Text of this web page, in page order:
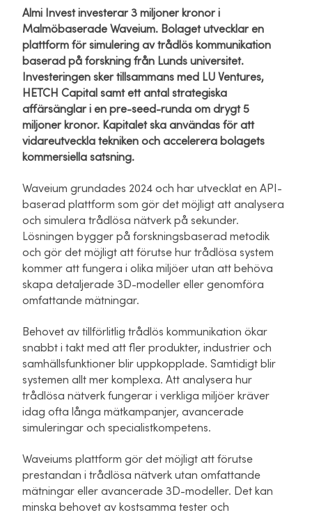
Almi Invest investerar 3 miljoner kronor i
Malmöbaserade Waveium. Bolaget utvecklar en
plattform för simulering av trådlös kommunikation
baserad på forskning från Lunds universitet.
Investeringen sker tillsammans med LU Ventures,
HETCH Capital samt ett antal strategiska
affärsänglar i en pre-seed-runda om drygt 5
miljoner kronor. Kapitalet ska användas för att
vidareutveckla tekniken och accelerera bolagets
kommersiella satsning.
Waveium grundades 2024 och har utvecklat en API-
baserad plattform som gör det möjligt att analysera
och simulera trådlösa nätverk på sekunder.
Lösningen bygger på forskningsbaserad metodik
och gör det möjligt att förutse hur trådlösa system
kommer att fungera i olika miljöer utan att behöva
skapa detaljerade 3D-modeller eller genomföra
omfattande mätningar.
Behovet av tillförlitlig trådlös kommunikation ökar
snabbt i takt med att fler produkter, industrier och
samhällsfunktioner blir uppkopplade. Samtidigt blir
systemen allt mer komplexa. Att analysera hur
trådlösa nätverk fungerar i verkliga miljöer kräver
idag ofta långa mätkampanjer, avancerade
simuleringar och specialistkompetens.
Waveiums plattform gör det möjligt att förutse
prestandan i trådlösa nätverk utan omfattande
mätningar eller avancerade 3D-modeller. Det kan
minska behovet av kostsamma tester och